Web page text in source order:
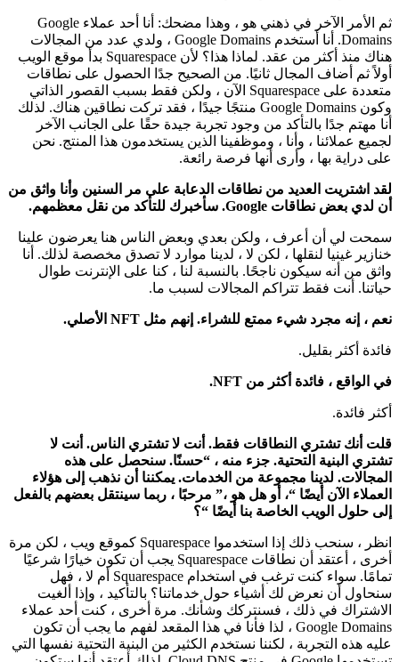
ثم الأمر الآخر في ذهني هو ، وهذا مضحك: أنا أحد عملاء Google
Domains. أنا أستخدم Google Domains ، ولدي عدد من المجالات
هناك منذ أكثر من عقد. لماذا هذا؟ لأن Squarespace بدأ موقع الويب
أولاً ثم أضاف المجال ثانيًا. من الصحيح جدًا الحصول على نطاقات
متعددة على Squarespace الآن ، ولكن فقط بسبب القصور الذاتي
وكون Google Domains منتجًا جيدًا ، فقد تركت نطاقين هناك. لذلك
أنا مهتم جدًا بالتأكد من وجود تجربة جيدة حقًا على الجانب الآخر
لجميع عملائنا ، وأنا ، وموظفينا الذين يستخدمون هذا المنتج. نحن
على دراية بها ، وأرى أنها فرصة رائعة.
لقد اشتريت العديد من نطاقات الدعابة على مر السنين وأنا واثق من
أن لدي بعض نطاقات Google. سأخبرك للتأكد من نقل معظمهم.
سمحت لي أن أعرف ، ولكن بعدي وبعض الناس هنا يعرضون علينا
خنازير غينيا لنقلها ، لكن لا ، لدينا موارد لا تصدق مخصصة لذلك. أنا
واثق من أنه سيكون ناجحًا. بالنسبة لنا ، كنا على الإنترنت طوال
حياتنا. أنت فقط تتراكم المجالات لسبب ما.
نعم ، إنه مجرد شيء ممتع للشراء. إنهم مثل NFT الأصلي.
فائدة أكثر بقليل.
في الواقع ، فائدة أكثر من NFT.
أكثر فائدة.
قلت أنك تشتري النطاقات فقط. أنت لا تشتري الناس. أنت لا
تشتري البنية التحتية. جزء منه ، “حسنًا. سنحصل على هذه
المجالات. لدينا مجموعة من الخدمات. يمكننا أن نذهب إلى هؤلاء
العملاء الآن أيضًا “، أو هل هو ،” مرحبًا ، ربما سينتقل بعضهم بالفعل
إلى حلول الويب الخاصة بنا أيضًا “؟
انظر ، سنحب ذلك إذا استخدموا Squarespace كموقع ويب ، لكن مرة
أخرى ، أعتقد أن نطاقات Squarespace يجب أن تكون خيارًا شرعيًا
تمامًا. سواء كنت ترغب في استخدام Squarespace أم لا ، فهل
سنحاول أن نعرض لك أشياء حول خدماتنا؟ بالتأكيد ، وإذا ألغيت
الاشتراك في ذلك ، فسنتركك وشأنك. مرة أخرى ، كنت أحد عملاء
Google Domains ، لذا فأنا في هذا المقعد لفهم ما يجب أن تكون
عليه هذه التجربة ، لكننا نستخدم الكثير من البنية التحتية نفسها التي